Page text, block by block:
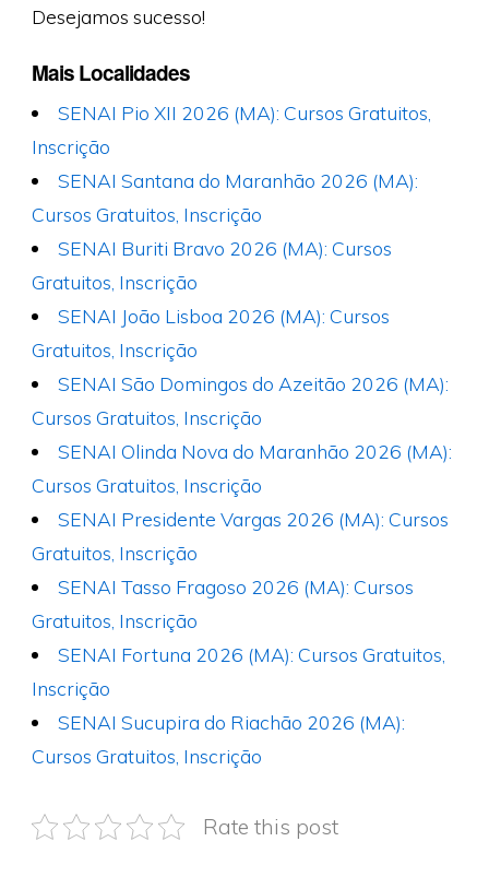
Desejamos sucesso!
Mais Localidades
SENAI Pio XII 2026 (MA): Cursos Gratuitos,
Inscrição
SENAI Santana do Maranhão 2026 (MA):
Cursos Gratuitos, Inscrição
SENAI Buriti Bravo 2026 (MA): Cursos
Gratuitos, Inscrição
SENAI João Lisboa 2026 (MA): Cursos
Gratuitos, Inscrição
SENAI São Domingos do Azeitão 2026 (MA):
Cursos Gratuitos, Inscrição
SENAI Olinda Nova do Maranhão 2026 (MA):
Cursos Gratuitos, Inscrição
SENAI Presidente Vargas 2026 (MA): Cursos
Gratuitos, Inscrição
SENAI Tasso Fragoso 2026 (MA): Cursos
Gratuitos, Inscrição
SENAI Fortuna 2026 (MA): Cursos Gratuitos,
Inscrição
SENAI Sucupira do Riachão 2026 (MA):
Cursos Gratuitos, Inscrição
Rate this post